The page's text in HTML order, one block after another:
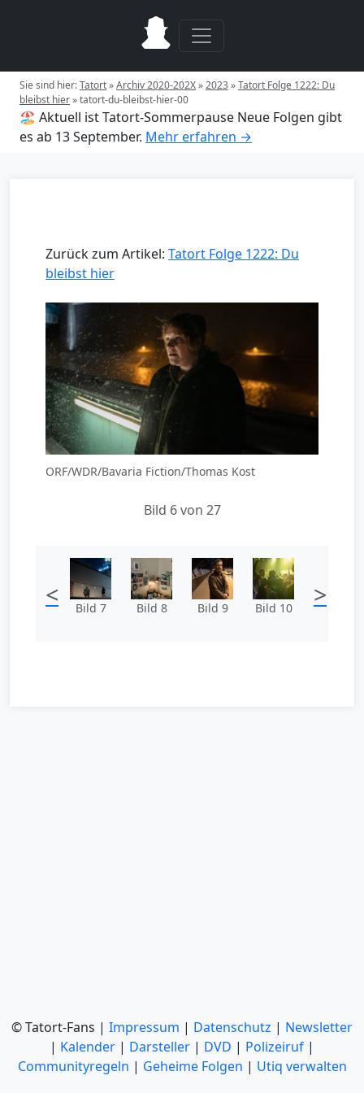
Sie sind hier:Tatort»Archiv 2020-202X»2023»Tatort Folge 1222: Du
bleibst hier»tatort-du-bleibst-hier-00
🏖️ Aktuell ist Tatort-Sommerpause Neue Folgen gibt
es ab 13 September. Mehr erfahren →
Zurück zum Artikel: Tatort Folge 1222: Du
bleibst hier
ORF/WDR/Bavaria Fiction/Thomas Kost
Bild 6 von 27
< Bild 7 Bild 8 Bild 9 Bild 10 >
© Tatort-Fans | Impressum | Datenschutz | Newsletter
| Kalender | Darsteller | DVD | Polizeiruf |
Communityregeln | Geheime Folgen | Utiq verwalten